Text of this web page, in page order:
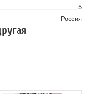
5
Россия